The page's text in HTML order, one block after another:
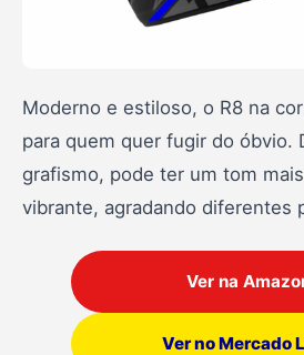
Moderno e estiloso, o R8 na
para quem quer fugir do óbvio.
grafismo, pode ter um tom
vibrante, agradando diferentes
Ver na
Ver no Mercado